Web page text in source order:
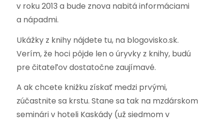
v roku 2013 a bude znova nabitá informáciami
a nápadmi.
Ukážky z knihy nájdete tu, na blogovisko.sk.
Verím, že hoci pôjde len o úryvky z knihy, budú
pre čitateľov dostatočne zaujímavé.
A ak chcete knižku získať medzi prvými,
zúčastnite sa krstu. Stane sa tak na mzdárskom
seminári v hoteli Kaskády (už siedmom v